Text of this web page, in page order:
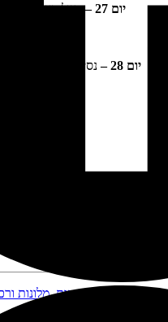
יום 27 –
יום 28 –
נסיעה דרומה
לפני הזמנת טיסות, מלונות